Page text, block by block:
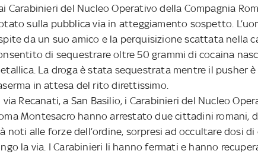
Carabinieri del Nucleo Operativo della Compagnia
sulla pubblica via in atteggiamento sospetto.
da un suo amico e la perquisizione scattata nella
di sequestrare oltre 50 grammi di cocaina
La droga è stata sequestrata mentre il pusher
in attesa del rito direttissimo.
via Recanati, a San Basilio, i Carabinieri del Nucleo
Montesacro hanno arrestato due cittadini romani,
noti alle forze dell’ordine, sorpresi ad occultare dosi
la via. I Carabinieri li hanno fermati e hanno